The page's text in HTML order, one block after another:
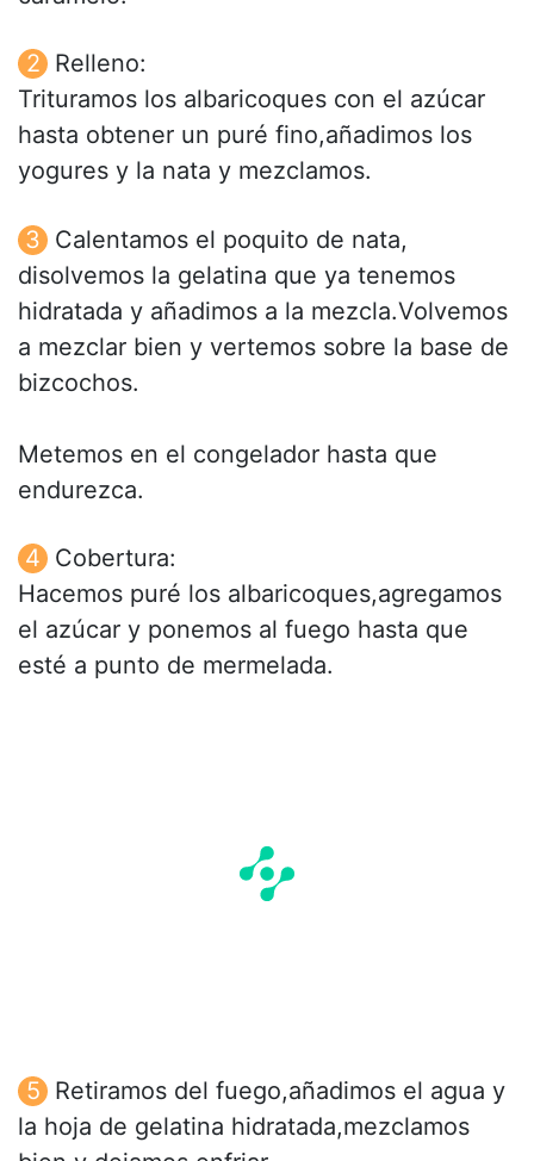
Relleno:
Trituramos los albaricoques con el azúcar
hasta obtener un puré fino,añadimos los
yogures y la nata y mezclamos.
Calentamos el poquito de nata,
disolvemos la gelatina que ya tenemos
hidratada y añadimos a la mezcla.Volvemos
a mezclar bien y vertemos sobre la base de
bizcochos.
Metemos en el congelador hasta que
endurezca.
Cobertura:
Hacemos puré los albaricoques,agregamos
el azúcar y ponemos al fuego hasta que
esté a punto de mermelada.
Retiramos del fuego,añadimos el agua y
la hoja de gelatina hidratada,mezclamos